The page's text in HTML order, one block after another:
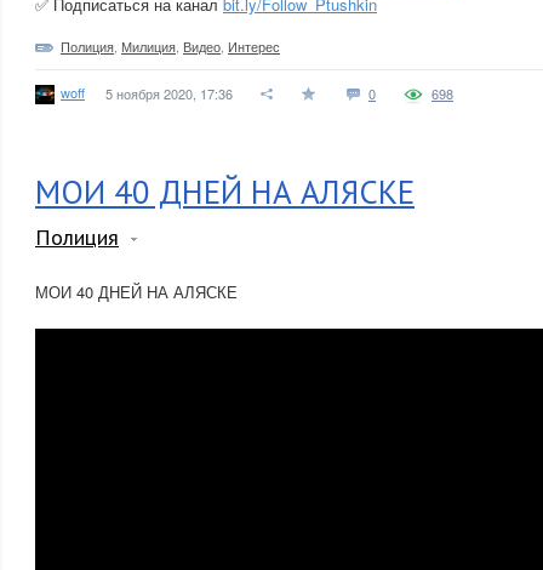
Полиция Милиция Видео Интерес
woff 5 ноября 2020, 17:36 0 698
МОИ 40 ДНЕЙ НА АЛЯСКЕ
Полиция
МОИ 40 ДНЕЙ НА АЛЯСКЕ